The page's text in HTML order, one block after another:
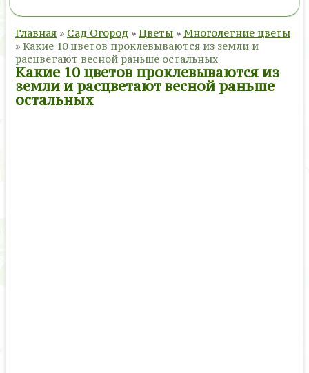
Главная » Сад Огород » Цветы » Многолетние цветы
» Какие 10 цветов проклевываются из земли и
расцветают весной раньше остальных
Какие 10 цветов проклевываются из
земли и расцветают весной раньше
остальных